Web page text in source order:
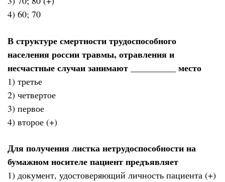
4) 60; 70
В структуре смертности трудоспособного
населения россии травмы, отравления и
несчастные случаи занимают __________ место
1) третье
2) четвертое
3) первое
4) второе (+)
Для получения листка нетрудоспособности на
бумажном носителе пациент предъявляет
1) документ, удостоверяющий личность пациента (+)